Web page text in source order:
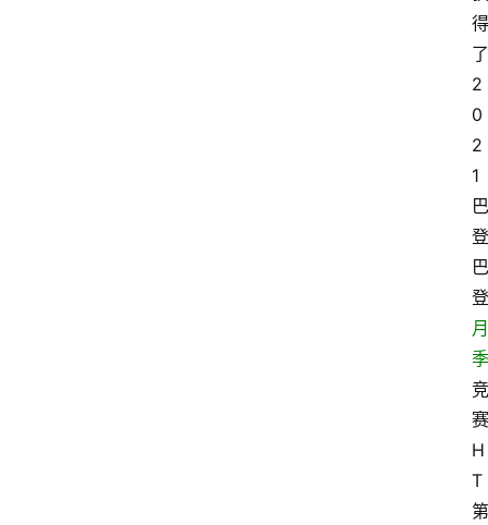
得
了
2
0
2
1
巴
登
巴
登
月
季
竞
赛
H
T
第